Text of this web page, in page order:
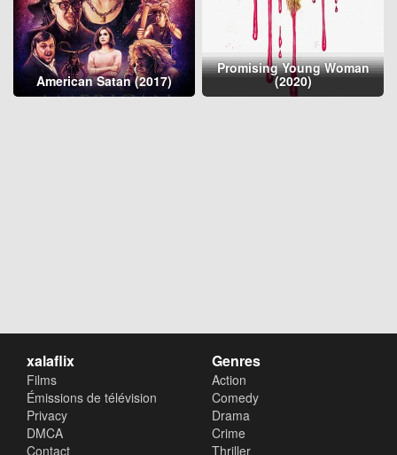
American Satan (2017)
Promising Young Woman
(2020)
xalaflix
Films
Émissions de télévision
Privacy
DMCA
Contact
Genres
Action
Comedy
Drama
Crime
Thriller